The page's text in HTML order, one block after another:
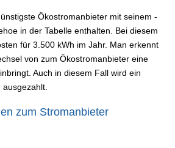
Ökostromanbieter mit seinem -
in der Tabelle enthalten. Bei diesem
für 3.500 kWh im Jahr. Man erkennt
von zum Ökostromanbieter eine
Auch in diesem Fall wird ein
zum Stromanbieter